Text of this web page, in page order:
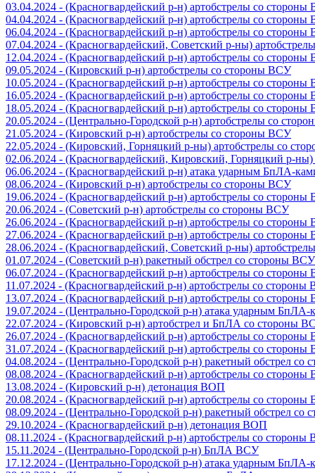
03.04.2024 - (Красногвардейский р-н) артобстрелы со
04.04.2024 - (Красногвардейский р-н) артобстрелы со
06.04.2024 - (Красногвардейский р-н) артобстрелы со
07.04.2024 - (Красногвардейский, Советский р-ны)
12.04.2024 - (Красногвардейский р-н) артобстрелы со
09.05.2024 - (Кировский р-н) артобстрелы со стороны ВСУ
10.05.2024 - (Красногвардейский р-н) артобстрелы со
16.05.2024 - (Красногвардейский р-н) артобстрелы со
18.05.2024 - (Красногвардейский р-н) артобстрелы со
20.05.2024 - (Центрально-Городской р-н) артобстрелы со
21.05.2024 - (Кировский р-н) артобстрелы со стороны ВСУ
22.05.2024 - (Кировский, Горняцкий р-ны) артобстрелы со
02.06.2024 - (Красногвардейский, Кировский, Горняцкий р-
06.06.2024 - (Красногвардейский р-н) атака ударным БпЛА-
08.06.2024 - (Кировский р-н) артобстрелы со стороны ВСУ
19.06.2024 - (Красногвардейский р-н) артобстрелы со
20.06.2024 - (Советский р-н) артобстрелы со стороны ВСУ
26.06.2024 - (Красногвардейский р-н) артобстрелы со
27.06.2024 - (Красногвардейский р-н) артобстрелы со
28.06.2024 - (Красногвардейский, Советский р-ны)
01.07.2024 - (Советский р-н) ракетный обстрел со стороны ВСУ
06.07.2024 - (Красногвардейский р-н) артобстрелы со
11.07.2024 - (Красногвардейский р-н) артобстрелы со стороны
13.07.2024 - (Красногвардейский р-н) артобстрелы со
19.07.2024 - (Центрально-Городской р-н) атака ударным
22.07.2024 - (Кировский р-н) артобстрел и БпЛА со стороны
26.07.2024 - (Красногвардейский р-н) артобстрелы со
31.07.2024 - (Красногвардейский р-н) артобстрелы со
04.08.2024 - (Центрально-Городской р-н) ракетный обстрел со
08.08.2024 - (Красногвардейский р-н) артобстрелы со
13.08.2024 - (Кировский р-н) детонация ВОП
20.08.2024 - (Красногвардейский р-н) артобстрелы со
08.09.2024 - (Центрально-Городской р-н) ракетный обстрел со
29.10.2024 - (Красногвардейский р-н) детонация ВОП
08.11.2024 - (Красногвардейский р-н) артобстрелы со стороны
15.11.2024 - (Центрально-Городской р-н) БпЛА ВСУ
17.12.2024 - (Центрально-Городской р-н) атака ударным